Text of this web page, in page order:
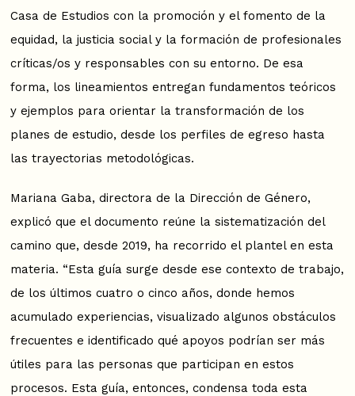
Casa de Estudios con la promoción y el fomento de la
equidad, la justicia social y la formación de profesionales
críticas/os y responsables con su entorno. De esa
forma, los lineamientos entregan fundamentos teóricos
y ejemplos para orientar la transformación de los
planes de estudio, desde los perfiles de egreso hasta
las trayectorias metodológicas.
Mariana Gaba, directora de la Dirección de Género,
explicó que el documento reúne la sistematización del
camino que, desde 2019, ha recorrido el plantel en esta
materia. “Esta guía surge desde ese contexto de trabajo,
de los últimos cuatro o cinco años, donde hemos
acumulado experiencias, visualizado algunos obstáculos
frecuentes e identificado qué apoyos podrían ser más
útiles para las personas que participan en estos
procesos. Esta guía, entonces, condensa toda esta